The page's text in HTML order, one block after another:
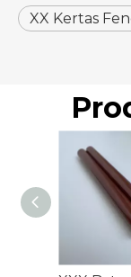
XX Kertas